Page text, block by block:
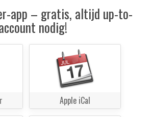
app – gratis, altijd up-to-
nodig!
Apple iCal